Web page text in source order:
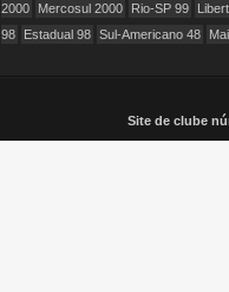
2000
Mercosul 2000 Rio-SP 99
98
Estadual 98 Sul-Americano 48
Site de clube